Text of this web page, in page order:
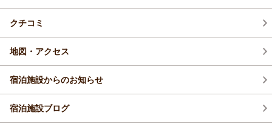
クチコミ
地図・アクセス
宿泊施設からのお知らせ
宿泊施設ブログ